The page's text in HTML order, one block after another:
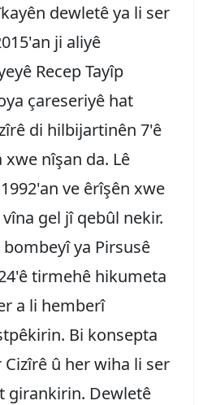
dewletê ya li ser
ji aliyê
Recep Tayîp
çareseriyê hat
di hilbijartinên 7'ê
nîşan da. Lê
ve êrîşên xwe
gel jî qebûl nekir.
ya Pirsusê
tirmehê hikumeta
a li hemberî
Bi konsepta
û her wiha li ser
girankirin. Dewletê